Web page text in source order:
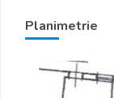
Planimetrie